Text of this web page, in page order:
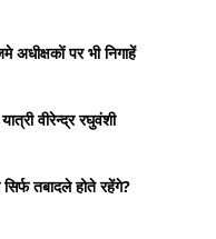
अधीक्षकों पर भी निगाहें
वीरेन्द्र रघुवंशी
तबादले होते रहेंगे?